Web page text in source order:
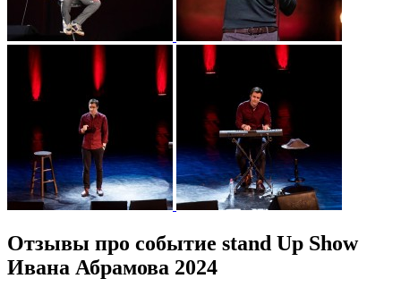
Отзывы про событие stand Up Show
Ивана Абрамова 2024